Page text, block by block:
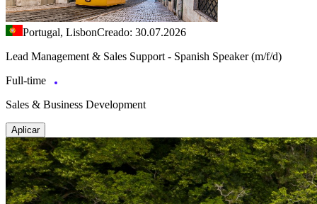
Portugal, LisbonCreado: 30.07.2026
Lead Management & Sales Support - Spanish Speaker (m/f/d)
Full-time
Sales & Business Development
Aplicar